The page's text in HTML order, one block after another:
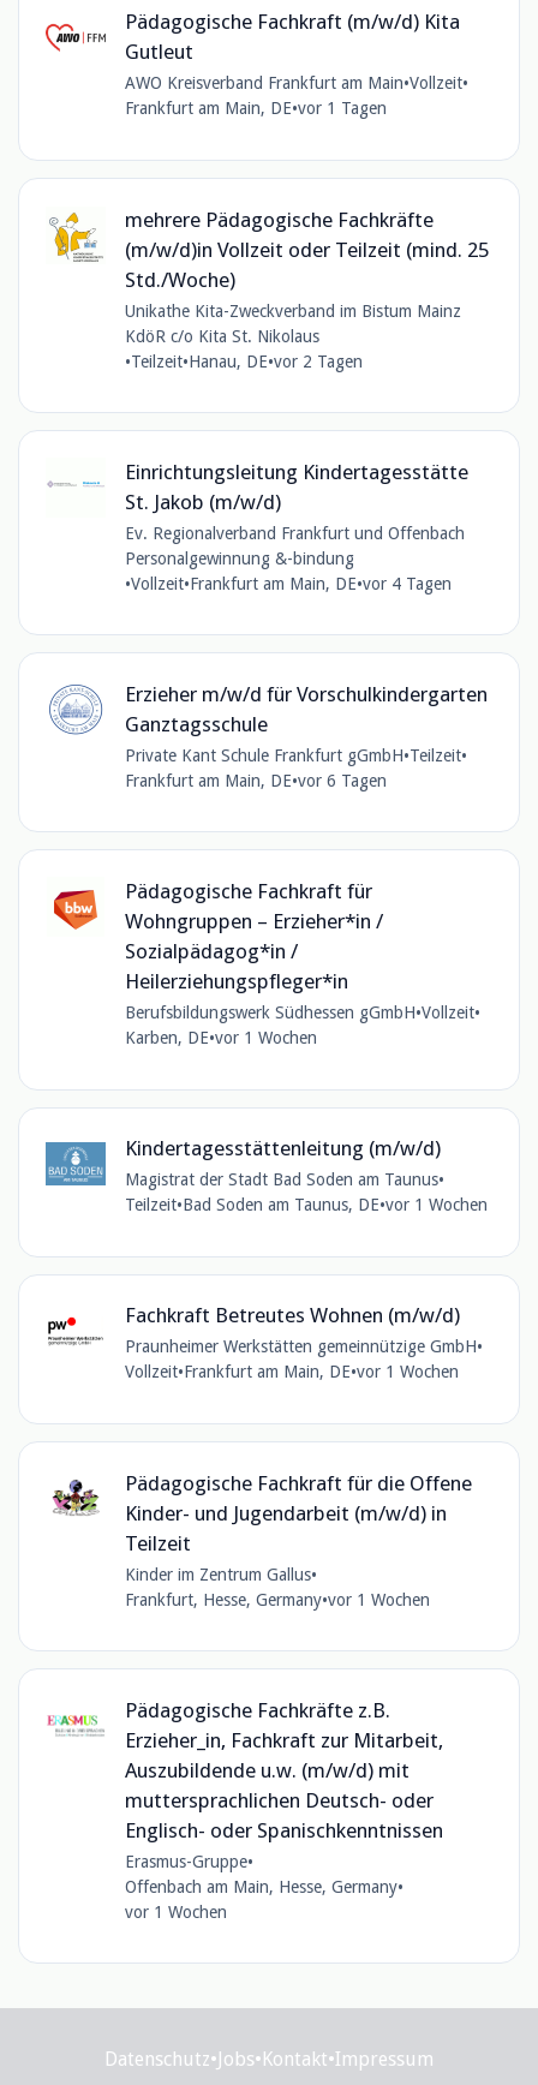
Pädagogische Fachkraft (m/w/d) Kita
Gutleut
AWO Kreisverband Frankfurt am Main•Vollzeit•
Frankfurt am Main, DE•vor 1 Tagen
mehrere Pädagogische Fachkräfte
(m/w/d)in Vollzeit oder Teilzeit (mind. 25
Std./Woche)
Unikathe Kita-Zweckverband im Bistum Mainz
KdöR c/o Kita St. Nikolaus
•Teilzeit•Hanau, DE•vor 2 Tagen
Einrichtungsleitung Kindertagesstätte
St. Jakob (m/w/d)
Ev. Regionalverband Frankfurt und Offenbach
Personalgewinnung &-bindung
•Vollzeit•Frankfurt am Main, DE•vor 4 Tagen
Erzieher m/w/d für Vorschulkindergarten
Ganztagsschule
Private Kant Schule Frankfurt gGmbH•Teilzeit•
Frankfurt am Main, DE•vor 6 Tagen
Pädagogische Fachkraft für
Wohngruppen – Erzieher*in /
Sozialpädagog*in /
Heilerziehungspfleger*in
Berufsbildungswerk Südhessen gGmbH•Vollzeit•
Karben, DE•vor 1 Wochen
Kindertagesstättenleitung (m/w/d)
Magistrat der Stadt Bad Soden am Taunus•
Teilzeit•Bad Soden am Taunus, DE•vor 1 Wochen
Fachkraft Betreutes Wohnen (m/w/d)
Praunheimer Werkstätten gemeinnützige GmbH•
Vollzeit•Frankfurt am Main, DE•vor 1 Wochen
Pädagogische Fachkraft für die Offene
Kinder- und Jugendarbeit (m/w/d) in
Teilzeit
Kinder im Zentrum Gallus•
Frankfurt, Hesse, Germany•vor 1 Wochen
Pädagogische Fachkräfte z.B.
Erzieher_in, Fachkraft zur Mitarbeit,
Auszubildende u.w. (m/w/d) mit
muttersprachlichen Deutsch- oder
Englisch- oder Spanischkenntnissen
Erasmus-Gruppe•
Offenbach am Main, Hesse, Germany•
vor 1 Wochen
Datenschutz•Jobs•Kontakt•Impressum